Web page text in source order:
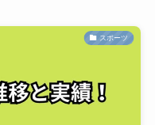
スポーツ